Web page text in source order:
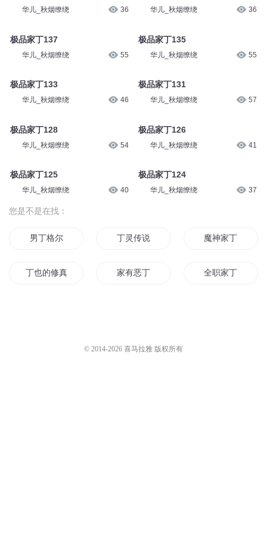
华儿_秋烟缭绕 36
极品家丁137
华儿_秋烟缭绕 55
极品家丁133
华儿_秋烟缭绕 46
极品家丁128
华儿_秋烟缭绕 54
极品家丁125
华儿_秋烟缭绕 40
华儿_秋烟缭绕 36
极品家丁135
华儿_秋烟缭绕 55
极品家丁131
华儿_秋烟缭绕 57
极品家丁126
华儿_秋烟缭绕 41
极品家丁124
华儿_秋烟缭绕 37
您是不是在找：
男丁格尔 丁灵传说 魔神家丁
丁也的修真生活 家有恶丁 全职家丁
© 2014-2026 喜马拉雅 版权所有